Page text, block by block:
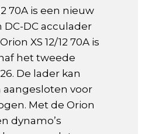
70A is een nieuw
DC acculader
XS 12/12 70A is
het tweede
De lader kan
voor
Met de Orion
dynamo’s